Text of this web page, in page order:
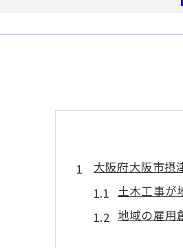
大阪府大阪市摂
土木工事が
地域の雇用
土木工事